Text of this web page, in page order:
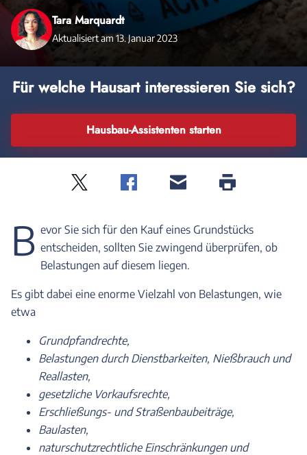
Tara Marquardt
Aktualisiert am 13. Januar 2023
Für welche Hausart interessieren Sie sich?
Hausbau-Assistenten starten
B evor Sie sich für den Kauf eines Grundstücks
entscheiden, sollten Sie zwingend überprüfen, ob
Belastungen auf diesem liegen.
Es gibt dabei eine enorme Vielzahl von Belastungen, wie
etwa
Grundpfandrechte,
Belastungen durch Dienstbarkeiten, Nießbrauch und
Reallasten,
gesetzliche Vorkaufsrechte,
Erschließungs- und Straßenbaubeiträge,
Baulasten,
naturschutzrechtliche Einschränkungen und